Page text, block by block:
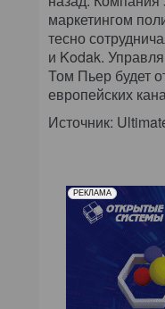
маркетингом
тесно
и Kodak.
Том Пьер будет
европейских
Источник:
РЕКЛАМА